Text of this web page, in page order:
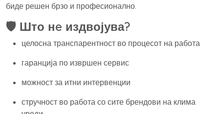
биде решен брзо и професионално.
🛡️ Што нe издвојува?
целосна транспарентност во процесот на работа
гаранција по извршен сервис
можност за итни интервенции
стручност во работа со сите брендови на клима